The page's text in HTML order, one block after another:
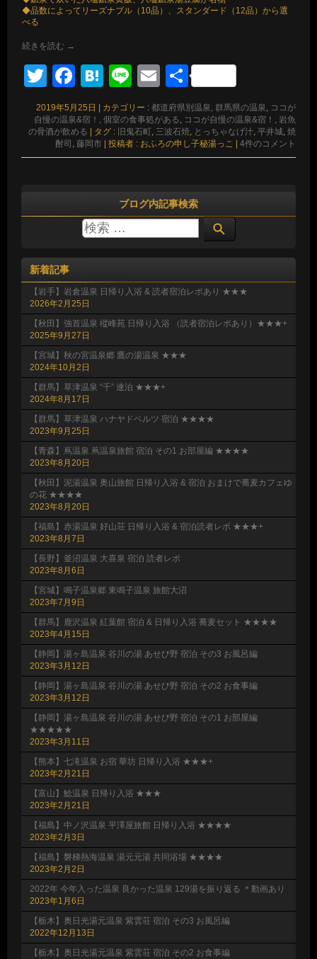
◆品数によってリーズナブル（10品）、スタンダード（12品）から選
べる
続きを読む →
TwitterFacebook
Hatena
LineEmail
共
有
2019年5月25日 カテゴリー : 都道府県別温泉, 群馬県の温泉, ココが
自慢の温泉&宿！, 個室の食事処がある, ココが自慢の温泉&宿！, 岩魚
の骨酒が飲める
タグ : 旧鬼石町, 三波石焼, とっちゃなげ汁, 平井城, 焼
酎司 , 藤岡市 投稿者 : おふろの申し子秘湯っこ 4件のコメント
ブログ内記事検索
新着記事
【岩手】岩倉温泉 日帰り入浴 & 読者宿泊レポあり ★★★
2026年2月25日
【秋田】強首温泉 樅峰苑 日帰り入浴 （読者宿泊レポあり）★★★+
2025年9月27日
【宮城】秋の宮温泉郷 鷹の湯温泉 ★★★
2024年10月2日
【群馬】草津温泉 “千” 連泊 ★★★+
2024年8月17日
【群馬】草津温泉 ハナヤドベルツ 宿泊 ★★★★
2023年9月25日
【青森】蔦温泉 蔦温泉旅館 宿泊 その1 お部屋編 ★★★★
2023年8月20日
【秋田】泥湯温泉 奥山旅館 日帰り入浴 & 宿泊 おまけで蕎麦カフェゆ
の花 ★★★★
2023年8月20日
【福島】赤湯温泉 好山荘 日帰り入浴 & 宿泊読者レポ ★★★+
2023年8月7日
【長野】釜沼温泉 大喜泉 宿泊 読者レポ
2023年8月6日
【宮城】鳴子温泉郷 東鳴子温泉 旅館大沼
2023年7月9日
【群馬】鹿沢温泉 紅葉館 宿泊 & 日帰り入浴 蕎麦セット ★★★★
2023年4月15日
【静岡】湯ヶ島温泉 谷川の湯 あせび野 宿泊 その3 お風呂編
2023年3月12日
【静岡】湯ヶ島温泉 谷川の湯 あせび野 宿泊 その2 お食事編
2023年3月12日
【静岡】湯ヶ島温泉 谷川の湯 あせび野 宿泊 その1 お部屋編
★★★★★
2023年3月11日
【熊本】七滝温泉 お宿 華坊 日帰り入浴 ★★★+
2023年2月21日
【富山】鯰温泉 日帰り入浴 ★★★
2023年2月21日
【福島】中ノ沢温泉 平澤屋旅館 日帰り入浴 ★★★★
2023年2月3日
【福島】磐梯熱海温泉 湯元元湯 共同浴場 ★★★★
2023年2月2日
2022年 今年入った温泉 良かった温泉 129湯を振り返る ＊動画あり
2023年1月6日
【栃木】奥日光湯元温泉 紫雲荘 宿泊 その3 お風呂編
2022年12月13日
【栃木】奥日光湯元温泉 紫雲荘 宿泊 その2 お食事編